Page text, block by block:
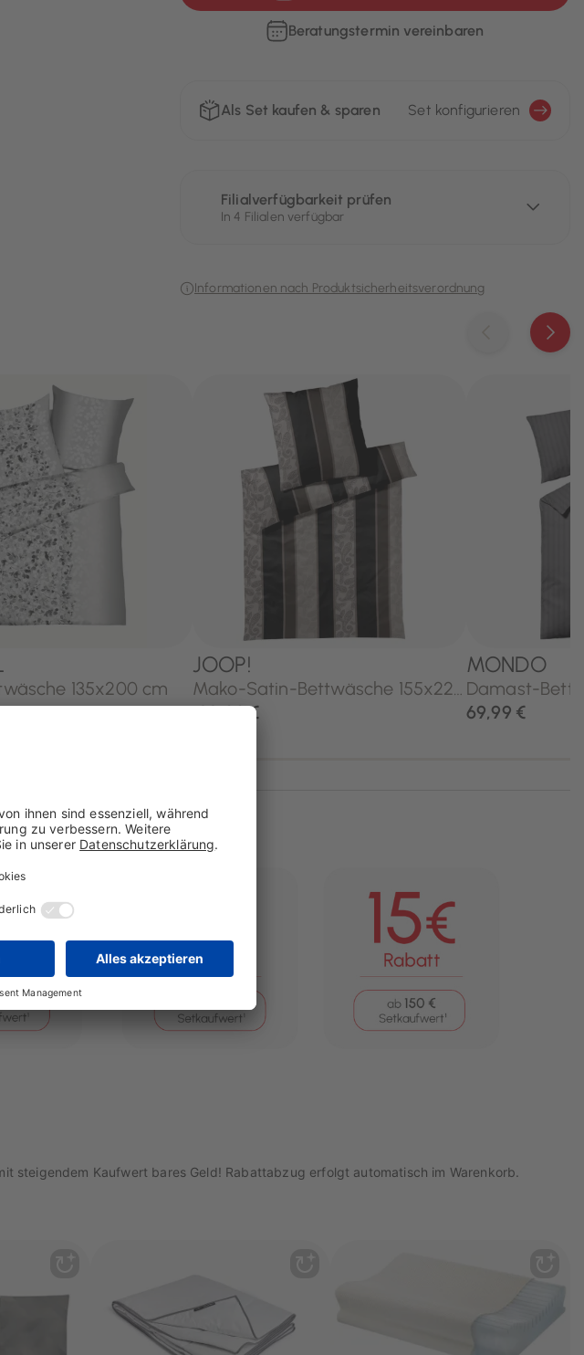
Beratungstermin vereinbaren
Als Set kaufen & sparen Set konfigurieren
Filialverfügbarkeit prüfen
In 4 Filialen verfügbar
Informationen nach Produktsicherheitsverordnung